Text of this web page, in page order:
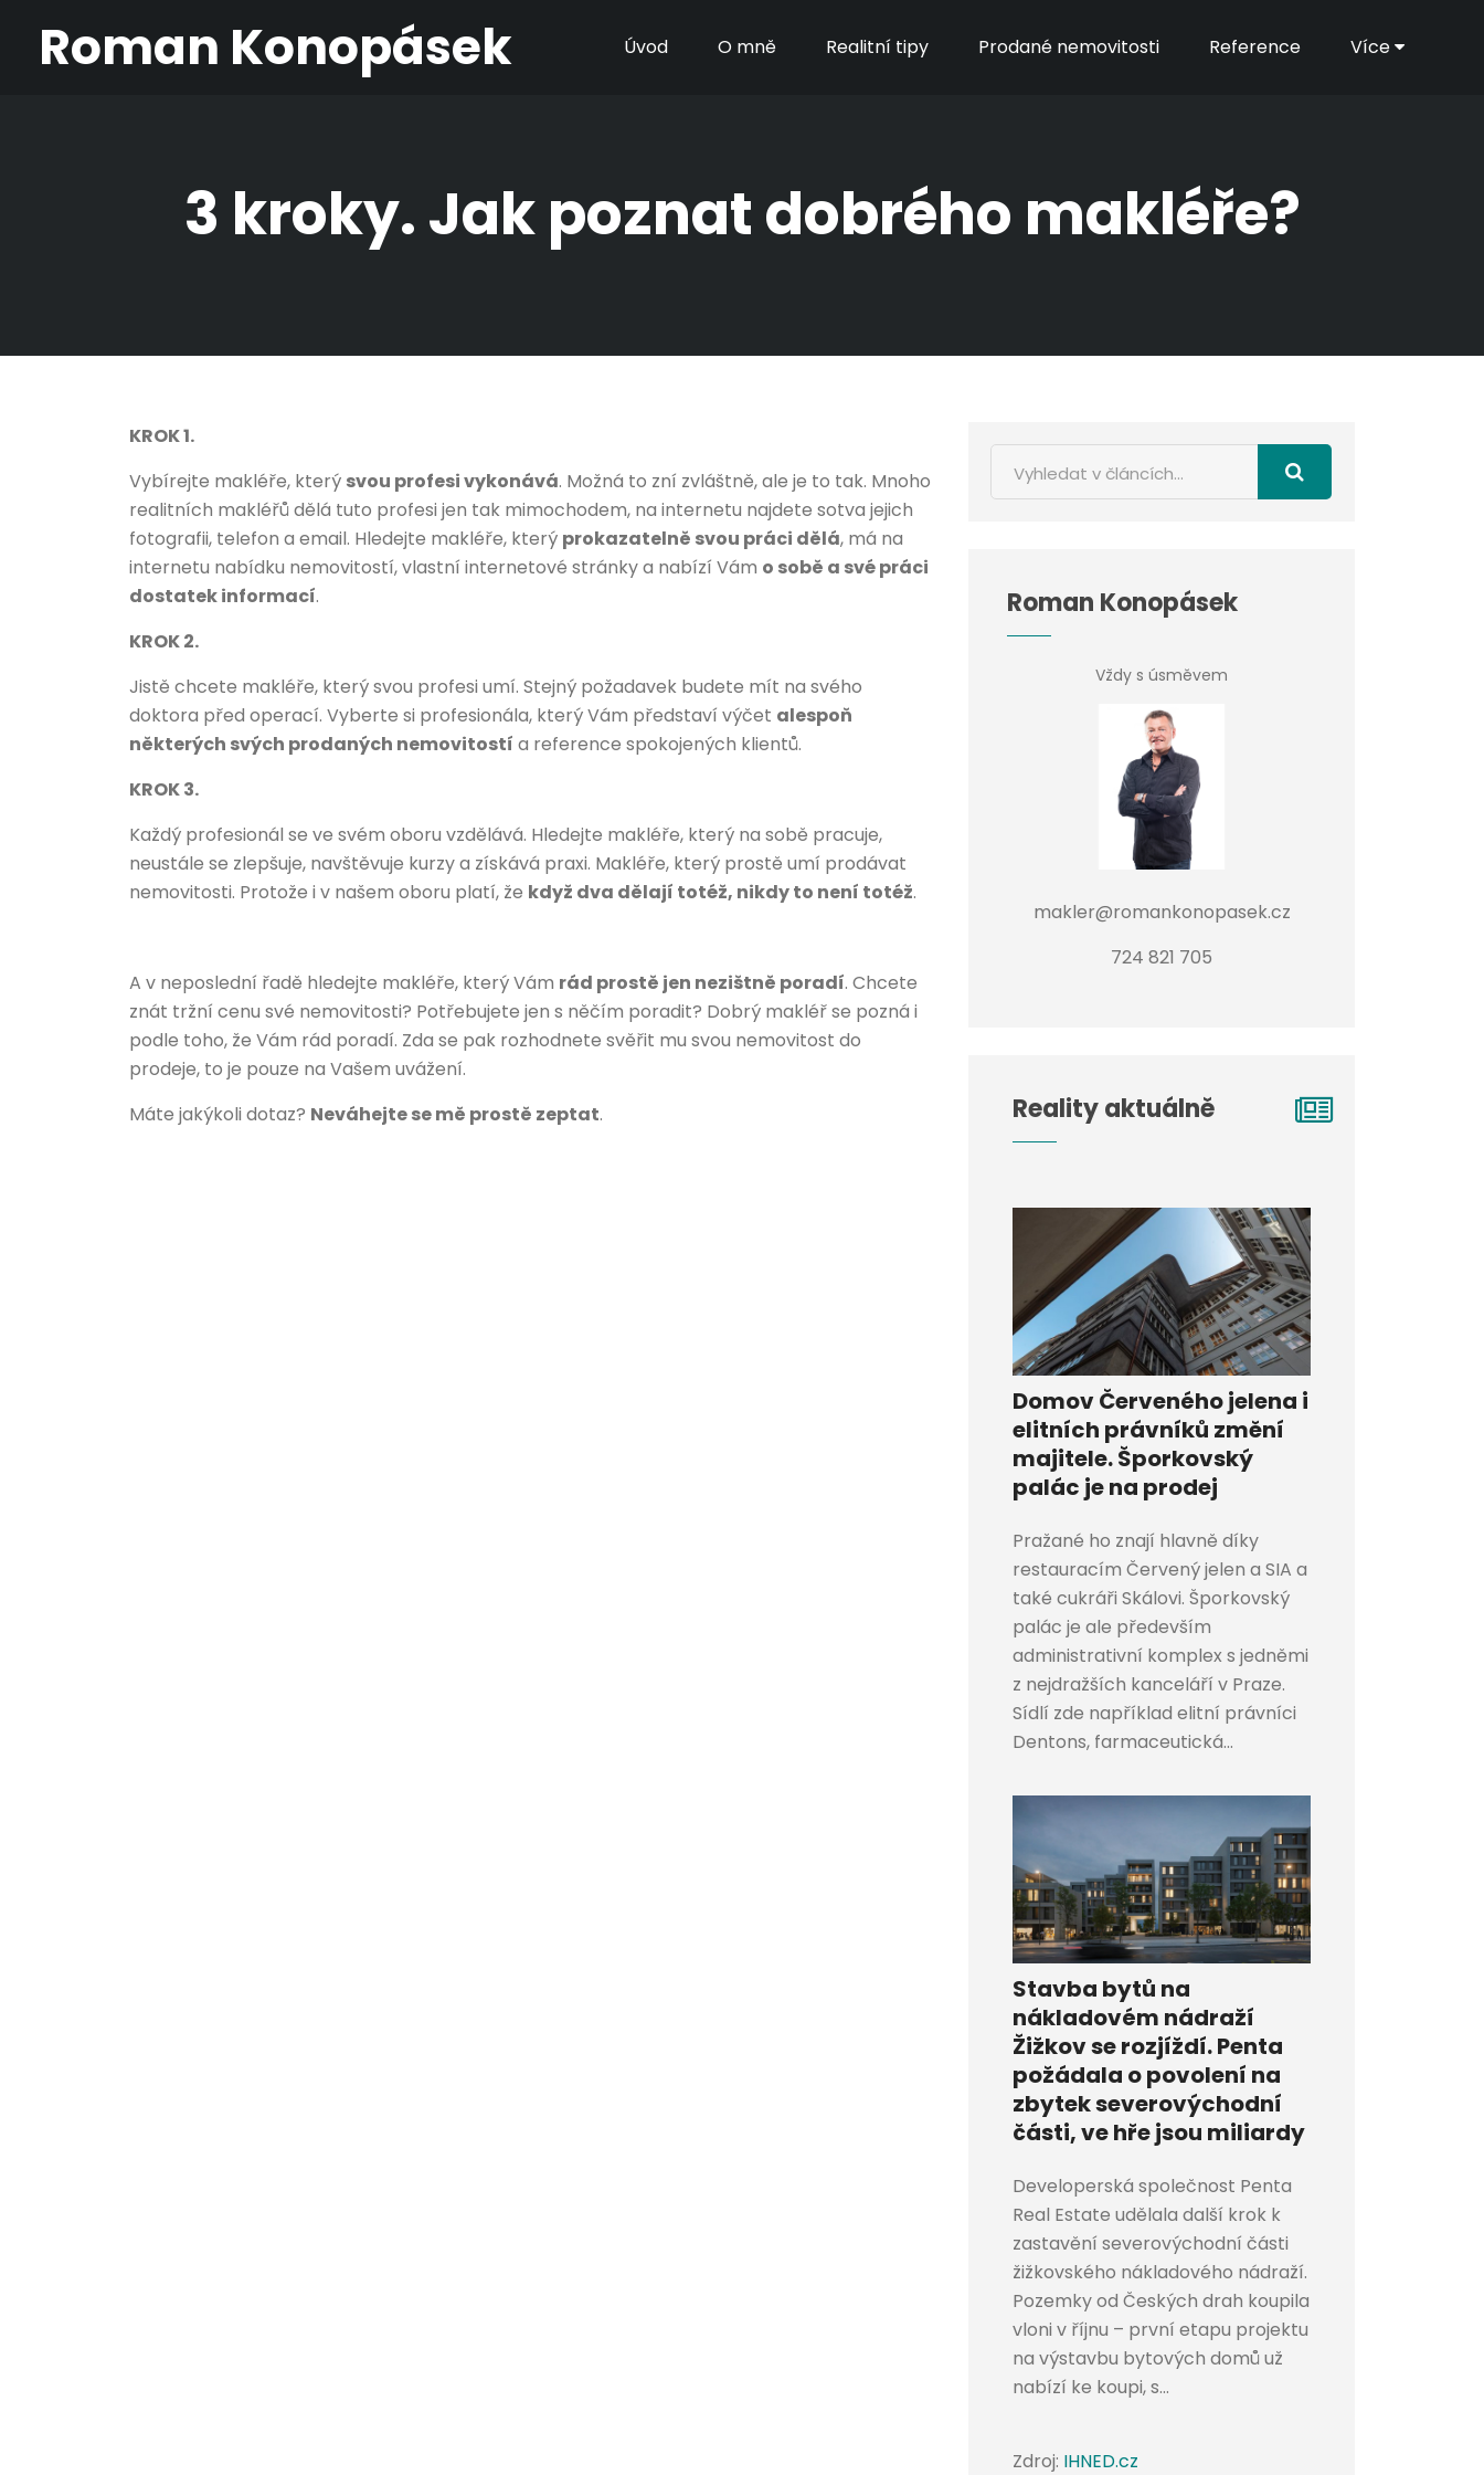
Roman Konopásek Úvod O mně Realitní tipy Prodané nemovitosti Reference Více
3 kroky. Jak poznat dobrého makléře?
KROK 1.
Vybírejte makléře, který svou profesi vykonává. Možná to zní zvláštně, ale je to tak. Mnoho
realitních makléřů dělá tuto profesi jen tak mimochodem, na internetu najdete sotva jejich
fotografii, telefon a email. Hledejte makléře, který prokazatelně svou práci dělá, má na
internetu nabídku nemovitostí, vlastní internetové stránky a nabízí Vám o sobě a své práci
dostatek informací.
KROK 2.
Jistě chcete makléře, který svou profesi umí. Stejný požadavek budete mít na svého
doktora před operací. Vyberte si profesionála, který Vám představí výčet alespoň
některých svých prodaných nemovitostí a reference spokojených klientů.
KROK 3.
Každý profesionál se ve svém oboru vzdělává. Hledejte makléře, který na sobě pracuje,
neustále se zlepšuje, navštěvuje kurzy a získává praxi. Makléře, který prostě umí prodávat
nemovitosti. Protože i v našem oboru platí, že když dva dělají totéž, nikdy to není totéž.
A v neposlední řadě hledejte makléře, který Vám rád prostě jen nezištně poradí. Chcete
znát tržní cenu své nemovitosti? Potřebujete jen s něčím poradit? Dobrý makléř se pozná i
podle toho, že Vám rád poradí. Zda se pak rozhodnete svěřit mu svou nemovitost do
prodeje, to je pouze na Vašem uvážení.
Máte jakýkoli dotaz? Neváhejte se mě prostě zeptat.
Roman Konopásek
Vždy s úsměvem
makler@romankonopasek.cz
724 821 705
Reality aktuálně
Domov Červeného jelena i
elitních právníků změní
majitele. Šporkovský
palác je na prodej
Pražané ho znají hlavně díky
restauracím Červený jelen a SIA a
také cukráři Skálovi. Šporkovský
palác je ale především
administrativní komplex s jedněmi
z nejdražších kanceláří v Praze.
Sídlí zde například elitní právníci
Dentons, farmaceutická...
Stavba bytů na
nákladovém nádraží
Žižkov se rozjíždí. Penta
požádala o povolení na
zbytek severovýchodní
části, ve hře jsou miliardy
Developerská společnost Penta
Real Estate udělala další krok k
zastavění severovýchodní části
žižkovského nákladového nádraží.
Pozemky od Českých drah koupila
vloni v říjnu – první etapu projektu
na výstavbu bytových domů už
nabízí ke koupi, s...
Zdroj: IHNED.cz